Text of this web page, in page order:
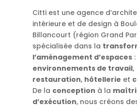
Citti est une agence
intérieure et de design à
Billancourt (région Grand
spécialisée dans la
l’aménagement d’espaces :
environnements de travail,
restauration, hôtellerie et
De la conception à la
d’exécution, nous créons